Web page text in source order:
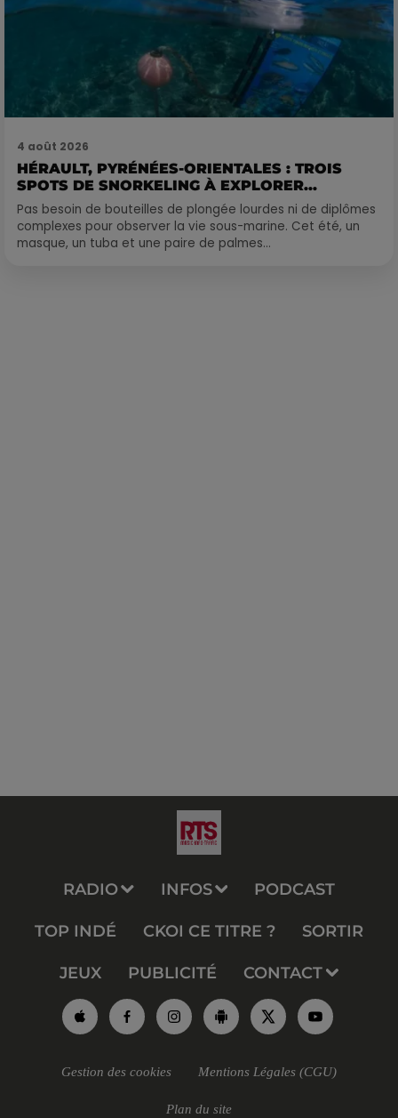
4 août 2026
HÉRAULT, PYRÉNÉES-ORIENTALES : TROIS
SPOTS DE SNORKELING À EXPLORER...
Pas besoin de bouteilles de plongée lourdes ni de diplômes
complexes pour observer la vie sous-marine. Cet été, un
masque, un tuba et une paire de palmes...
RADIO INFOS PODCAST
TOP INDÉ CKOI CE TITRE ? SORTIR
JEUX PUBLICITÉ CONTACT
Gestion des cookies Mentions Légales (CGU)
Plan du site